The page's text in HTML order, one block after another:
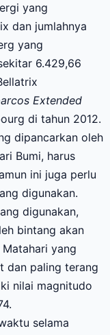
yang
dan jumlahnya
yang
6.429,66
Extended
di tahun 2012.
dipancarkan oleh
Bumi, harus
ini juga perlu
digunakan.
digunakan,
bintang akan
yang
dan paling terang
nilai magnitudo
selama